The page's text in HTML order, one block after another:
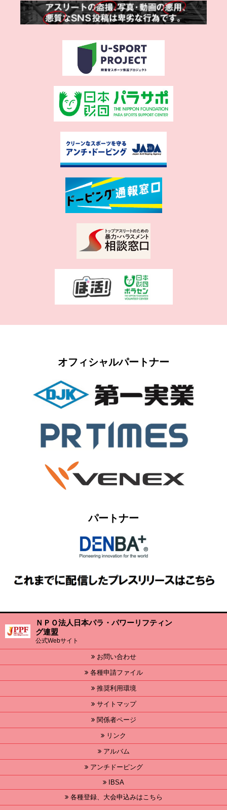
オフィシャルパートナー
パートナー
ＮＰＯ法人日本パラ・パワーリフティン
グ連盟
公式Webサイト
お問い合わせ
各種申請ファイル
推奨利用環境
サイトマップ
関係者ページ
リンク
アルバム
アンチドーピング
IBSA
各種登録、大会申込みはこちら